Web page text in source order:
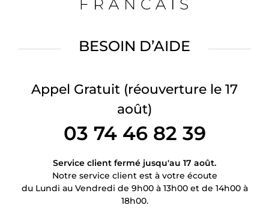
BESOIN D’AIDE
Appel Gratuit (réouverture le 17
août)
03 74 46 82 39
Service client fermé jusqu'au 17 août.
Notre service client est à votre écoute
du Lundi au Vendredi de 9h00 à 13h00 et de 14h00 à
18h00.